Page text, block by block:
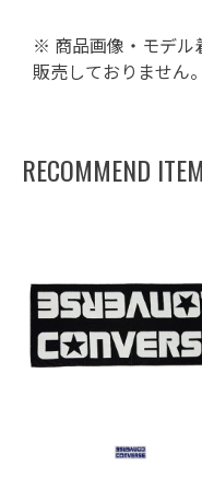
※ 商品画像・モデル
販売しておりません。
RECOMMEND ITEM